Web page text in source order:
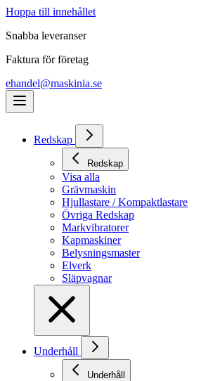
Hoppa till innehållet
Snabba leveranser
Faktura för företag
ehandel@maskinia.se
Redskap
Redskap
Visa alla
Grävmaskin
Hjullastare / Kompaktlastare
Övriga Redskap
Markvibratorer
Kapmaskiner
Belysningsmaster
Elverk
Släpvagnar
Underhåll
Underhåll